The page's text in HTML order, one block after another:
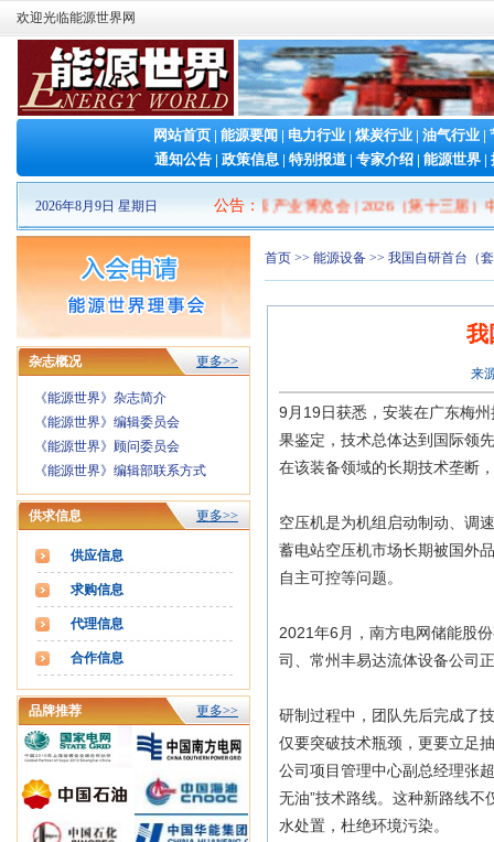
欢迎光临能源世界网
网站首页 | 能源要闻 | 电力行业 | 煤炭行业 | 油气行业 |
通知公告 | 政策信息 | 特别报道 | 专家介绍 | 能源世界 |
2026年8月9日 星期日 公告 ：
2026山东清洁能源 产业博览会|2026（第十三届）中
杂志概况 更多>>
《能源世界》杂志简介
《能源世界》编辑委员会
《能源世界》顾问委员会
《能源世界》编辑部联系方式
供求信息 更多>>
供应信息
求购信息
代理信息
合作信息
品牌推荐 更多>>
首页 >> 能源设备 >> 我国自研首台（
我
来
9月19日获悉，安装在广东梅
果鉴定，技术总体达到国际领
在该装备领域的长期技术垄断
空压机是为机组启动制动、调
蓄电站空压机市场长期被国外
自主可控等问题。
2021年6月，南方电网储能股
司、常州丰易达流体设备公司
研制过程中，团队先后完成了
仅要突破技术瓶颈，更要立足
公司项目管理中心副总经理张
无油”技术路线。这种新路线
水处置，杜绝环境污染。